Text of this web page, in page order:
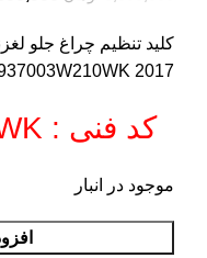
2017 937003W210WK
کد فنی : 937003W210WK
موجود در انبار